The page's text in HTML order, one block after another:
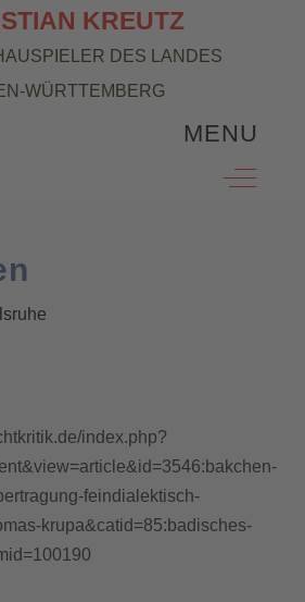
KREUTZ
DES LANDES
WÜRTTEMBERG
MENU
Off-
index.php?
feindialektisch-
krupa&catid=85:badisches-